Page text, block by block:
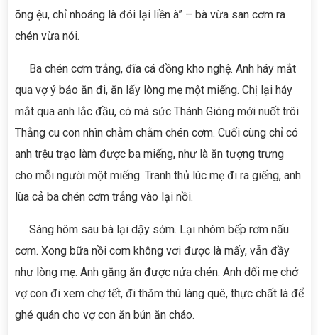
õng ệu, chỉ nhoáng là đói lại liền à” – bà vừa san cơm ra
chén vừa nói.
Ba chén cơm trắng, đĩa cá đồng kho nghệ. Anh háy mắt
qua vợ ý bảo ăn đi, ăn lấy lòng mẹ một miếng. Chị lại háy
mắt qua anh lắc đầu, có mà sức Thánh Gióng mới nuốt trôi.
Thằng cu con nhìn chằm chằm chén cơm. Cuối cùng chỉ có
anh trệu trạo làm được ba miếng, như là ăn tượng trưng
cho mỗi người một miếng. Tranh thủ lúc mẹ đi ra giếng, anh
lùa cả ba chén cơm trắng vào lại nồi.
Sáng hôm sau bà lại dậy sớm. Lại nhóm bếp rơm nấu
cơm. Xong bữa nồi cơm không vơi được là mấy, vẫn đầy
như lòng mẹ. Anh gắng ăn được nửa chén. Anh dối mẹ chở
vợ con đi xem chợ tết, đi thăm thú làng quê, thực chất là để
ghé quán cho vợ con ăn bún ăn cháo.